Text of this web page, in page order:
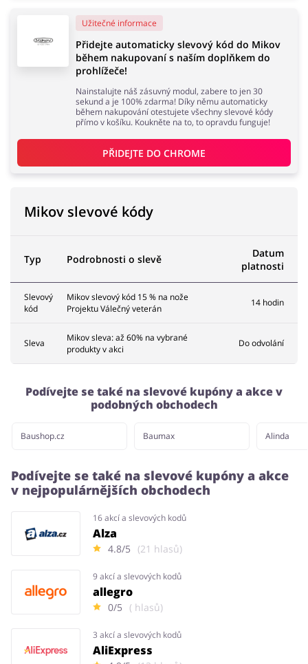
Domácnost a spotřebiče Turistika a cestování
Služby Zdraví a krása
Užitečné informace
Přidejte automaticky slevový kód do Mikov
během nakupovaní s naším doplňkem do
prohlížeče!
Nainstalujte náš zásuvný modul, zabere to jen 30
sekund a je 100% zdarma! Díky němu automaticky
během nakupování otestujete všechny slevové kódy
přímo v košíku. Koukněte na to, to opravdu funguje!
PŘIDEJTE DO CHROME
Mikov slevové kódy
Typ Podrobnosti o slevě
Datum
platnosti
Slevový
kód
Mikov slevový kód 15 % na nože
Projektu Válečný veterán
14 hodin
Sleva
Mikov sleva: až 60% na vybrané
produkty v akci
Do odvolání
Podívejte se také na slevové kupóny a akce v
podobných obchodech
Baushop.cz Baumax Alinda
Podívejte se také na slevové kupóny a akce
v nejpopulárnějších obchodech
16 akcí a slevových kodů
Alza
4.8/5 (21 hlasů)
9 akcí a slevových kodů
allegro
0/5 ( hlasů)
3 akcí a slevových kodů
AliExpress